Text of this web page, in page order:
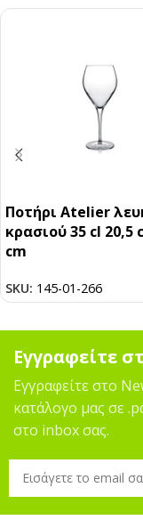
Ποτήρι Atelier
κρασιού 35 cl 20,5
cm
SKU: 145-01-266
Εγγραφείτε
Εγγραφείτε στο
κατάλογο μας σε
στο inbox σας.